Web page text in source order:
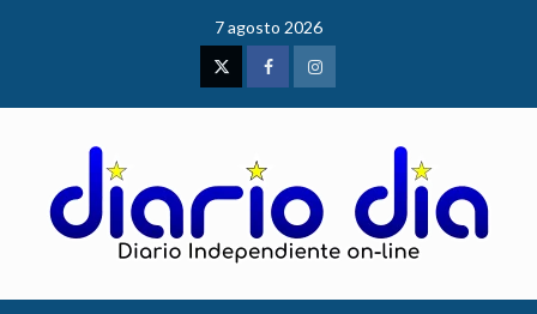
7 agosto 2026
TwitterFacebookInstagram